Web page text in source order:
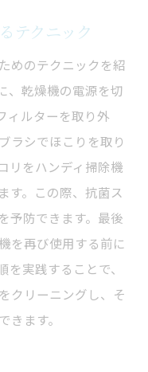
テクニック
めのテクニックを紹
、乾燥機の電源を切
ィルターを取り外
ラシでほこりを取り
リをハンディ掃除機
す。この際、抗菌ス
予防できます。最後
を再び使用する前に
実践することで、
クリーニングし、そ
ます。